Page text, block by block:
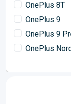
OnePlus 8T
OnePlus 9
OnePlus 9
OnePlus Nord